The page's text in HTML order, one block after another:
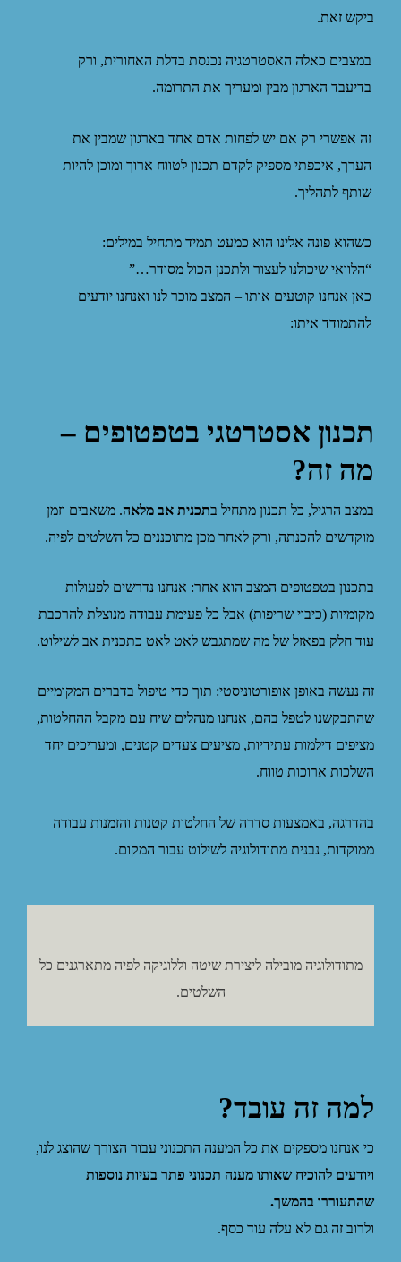
ביקש זאת.
במצבים כאלה האסטרטגיה נכנסת בדלת האחורית, ורק
בדיעבד הארגון מבין ומעריך את התרומה.
זה אפשרי רק אם יש לפחות אדם אחד בארגון שמבין את
הערך, איכפתי מספיק לקדם תכנון לטווח ארוך ומוכן להיות
שותף לתהליך.
כשהוא פונה אלינו הוא כמעט תמיד מתחיל במילים:
“הלוואי שיכולנו לעצור ולתכנן הכול מסודר…”
כאן אנחנו קוטעים אותו – המצב מוכר לנו ואנחנו יודעים
להתמודד איתו:
תכנון אסטרטגי בטפטופים –
מה זה?
במצב הרגיל, כל תכנון מתחיל בתכנית אב מלאה. משאבים וזמן
מוקדשים להכנתה, ורק לאחר מכן מתוכננים כל השלטים לפיה.
בתכנון בטפטופים המצב הוא אחר: אנחנו נדרשים לפעולות
מקומיות (כיבוי שריפות) אבל כל פעימת עבודה מנוצלת להרכבת
עוד חלק בפאזל של מה שמתגבש לאט לאט כתכנית אב לשילוט.
זה נעשה באופן אופורטוניסטי: תוך כדי טיפול בדברים המקומיים
שהתבקשנו לטפל בהם, אנחנו מנהלים שיח עם מקבל ההחלטות,
מציפים דילמות עתידיות, מציעים צעדים קטנים, ומעריכים יחד
השלכות ארוכות טווח.
בהדרגה, באמצעות סדרה של החלטות קטנות והזמנות עבודה
ממוקדות, נבנית מתודולוגיה לשילוט עבור המקום.
מתודולוגיה מובילה ליצירת שיטה וללוגיקה לפיה מתארגנים כל
השלטים.
למה זה עובד?
כי אנחנו מספקים את כל המענה התכנוני עבור הצורך שהוצג לנו,
ויודעים להוכיח שאותו מענה תכנוני פתר בעיות נוספות
שהתעוררו בהמשך.
ולרוב זה גם לא עלה עוד כסף.